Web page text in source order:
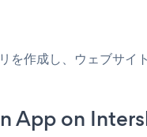
作成し、ウェブサ
App on